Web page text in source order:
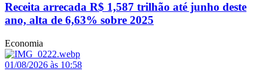
Receita arrecada R$ 1,587 trilhão até junho deste
ano, alta de 6,63% sobre 2025
Economia
01/08/2026 às 10:58